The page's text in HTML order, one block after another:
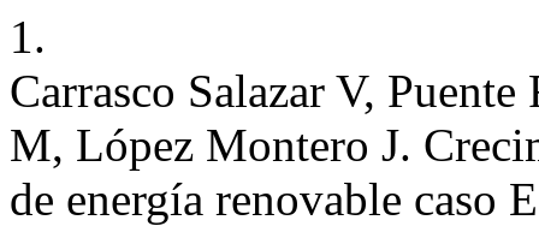
1.
Carrasco Salazar V,
M, López Montero J.
de energía renovable caso